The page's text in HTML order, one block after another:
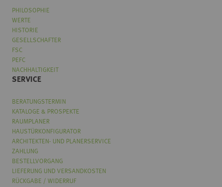
PHILOSOPHIE
WERTE
HISTORIE
GESELLSCHAFTER
FSC
PEFC
NACHHALTIGKEIT
SERVICE
BERATUNGSTERMIN
KATALOGE & PROSPEKTE
RAUMPLANER
HAUSTÜRKONFIGURATOR
ARCHITEKTEN- UND PLANERSERVICE
ZAHLUNG
BESTELLVORGANG
LIEFERUNG UND VERSANDKOSTEN
RÜCKGABE / WIDERRUF